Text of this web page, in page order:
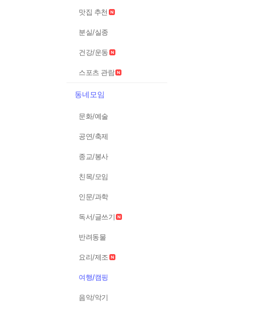
맛집 추천
분실/실종
건강/운동
스포츠 관람
동네모임
문화/예술
공연/축제
종교/봉사
친목/모임
인문/과학
독서/글쓰기
반려동물
요리/제조
여행/캠핑
음악/악기